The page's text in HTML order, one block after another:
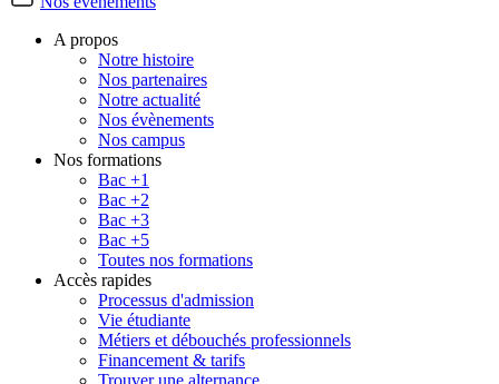
A propos
Notre histoire
Nos partenaires
Notre actualité
Nos évènements
Nos campus
Nos formations
Bac +1
Bac +2
Bac +3
Bac +5
Toutes nos formations
Accès rapides
Processus d'admission
Vie étudiante
Métiers et débouchés professionnels
Financement & tarifs